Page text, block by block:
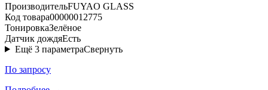
ПроизводительFUYAO GLASS
Код товара00000012775
ТонировкаЗелёное
Датчик дождяЕсть
Ещё 3 параметраСвернуть
По запросу